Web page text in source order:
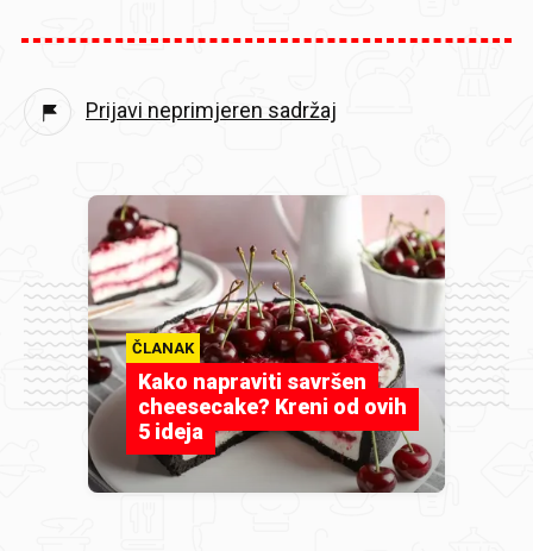
Prijavi neprimjeren sadržaj
ČLANAK
Kako napraviti savršen
cheesecake? Kreni od ovih
5 ideja